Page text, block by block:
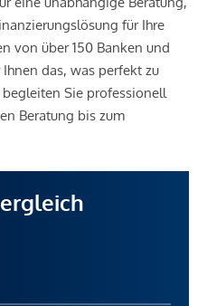
für Ihre
von über 150 Banken und
das, was perfekt zu
Sie professionell
Beratung bis zum